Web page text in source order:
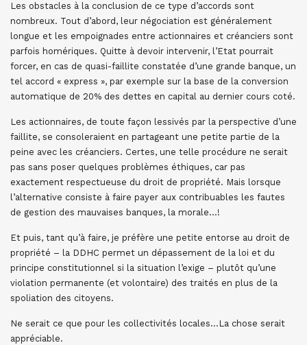
Les obstacles à la conclusion de ce type d’accords sont
nombreux. Tout d’abord, leur négociation est généralement
longue et les empoignades entre actionnaires et créanciers sont
parfois homériques. Quitte à devoir intervenir, l’Etat pourrait
forcer, en cas de quasi-faillite constatée d’une grande banque, un
tel accord « express », par exemple sur la base de la conversion
automatique de 20% des dettes en capital au dernier cours coté.
Les actionnaires, de toute façon lessivés par la perspective d’une
faillite, se consoleraient en partageant une petite partie de la
peine avec les créanciers. Certes, une telle procédure ne serait
pas sans poser quelques problèmes éthiques, car pas
exactement respectueuse du droit de propriété. Mais lorsque
l’alternative consiste à faire payer aux contribuables les fautes
de gestion des mauvaises banques, la morale…!
Et puis, tant qu’à faire, je préfère une petite entorse au droit de
propriété – la DDHC permet un dépassement de la loi et du
principe constitutionnel si la situation l’exige – plutôt qu’une
violation permanente (et volontaire) des traités en plus de la
spoliation des citoyens.
Ne serait ce que pour les collectivités locales…La chose serait
appréciable.